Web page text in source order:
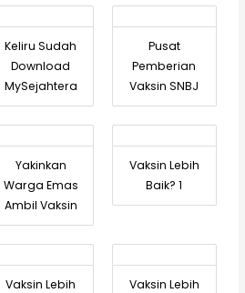
Keliru Sudah
Download
MySejahtera
Pusat
Pemberian
Vaksin SNBJ
Yakinkan
Warga Emas
Ambil Vaksin
Vaksin Lebih
Baik? 1
Vaksin Lebih
Vaksin Lebih